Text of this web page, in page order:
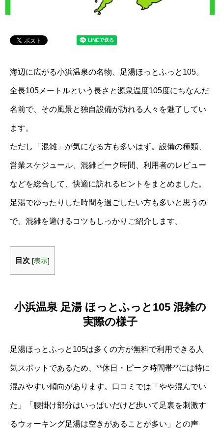
海辺に広がる小浜温泉の名物、足湯ほっとふっと105。
全長105メートルという長さと源泉温度105度にちなんだ
名前で、その風景と独自設備が訪れる人々を魅了してい
ます。
ただし「混雑」が気になる方も多いはず。設備の種類、
営業スケジュール、混雑ピーク時間、利用者のレビュー
などを総合して、快適に訪れるヒントをまとめました。
足湯でゆったりした時間を過ごしたい方も多いと思うの
で、混雑を避けるコツもしっかりご紹介します。
目次 [表示]
小浜温泉 足湯 ほっとふっと105 混雑の
実際の様子
足湯ほっとふっと105は多くの方が無料で利用できる人
気スポットであるため、**休日・ピーク時間帯**には特に
混みやすい傾向があります。口コミでは「やや混んでい
た」「腰掛け部分はいっぱいだけど歩いて足裏を刺激す
るウォーキング足湯は空きがあることが多い」との声